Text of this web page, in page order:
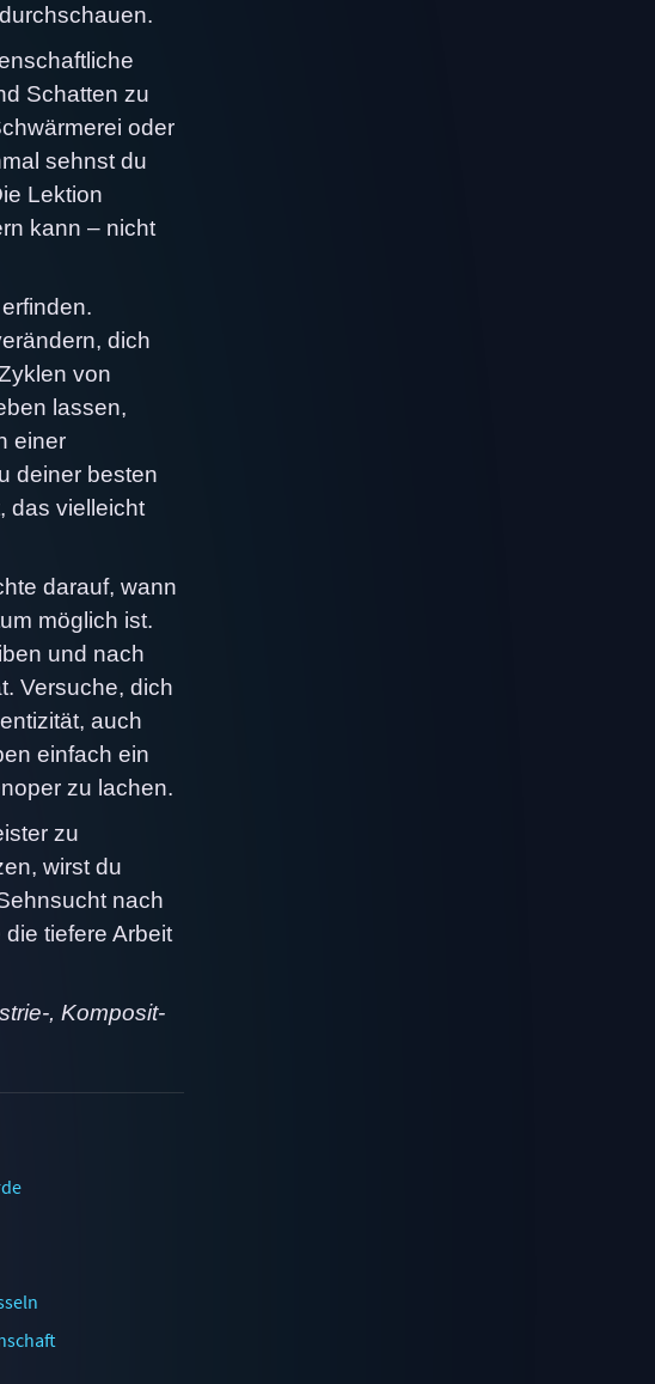
Schatten zu
oder
sehnst du
Lektion
kann – nicht
dich
von
lassen,
einer
deiner besten
das vielleicht
darauf, wann
möglich ist.
und nach
Versuche, dich
auch
einfach ein
zu lachen.
zu
wirst du
nach
tiefere Arbeit
, Komposit-